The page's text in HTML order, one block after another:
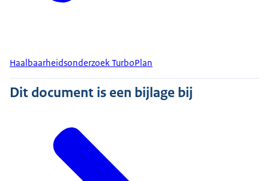
Haalbaarheidsonderzoek TurboPlan
Dit document is een bijlage bij